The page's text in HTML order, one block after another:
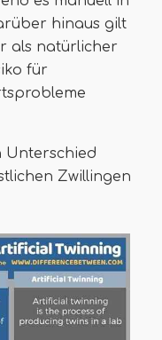
hinaus gilt
als natürlicher
für
Unterschied
Zwillingen